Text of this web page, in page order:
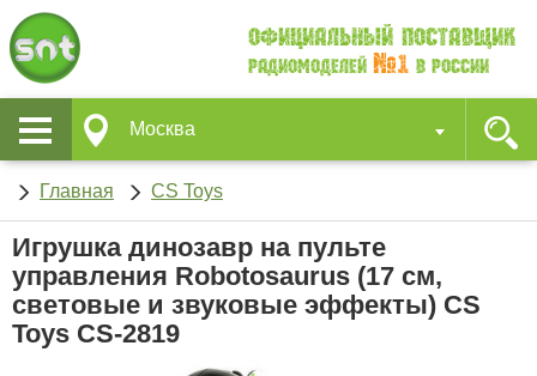
Официальный поставщик
Радиомоделей №1 в России
Москва
Главная CS Toys
Игрушка динозавр на пульте
управления Robotosaurus (17 см,
световые и звуковые эффекты) CS
Toys CS-2819